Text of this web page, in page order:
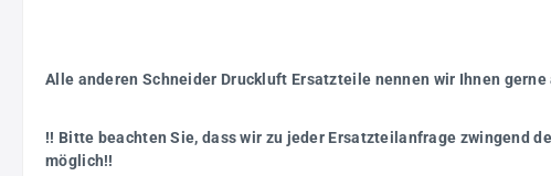
Alle anderen Schneider Druckluft Ersatzteile nennen wir Ihnen gerne
!! Bitte beachten Sie, dass wir zu jeder Ersatzteilanfrage zwingend
möglich!!